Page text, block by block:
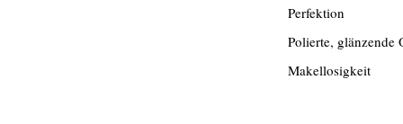
Perfektion
Polierte, glänzende
Makellosigkeit